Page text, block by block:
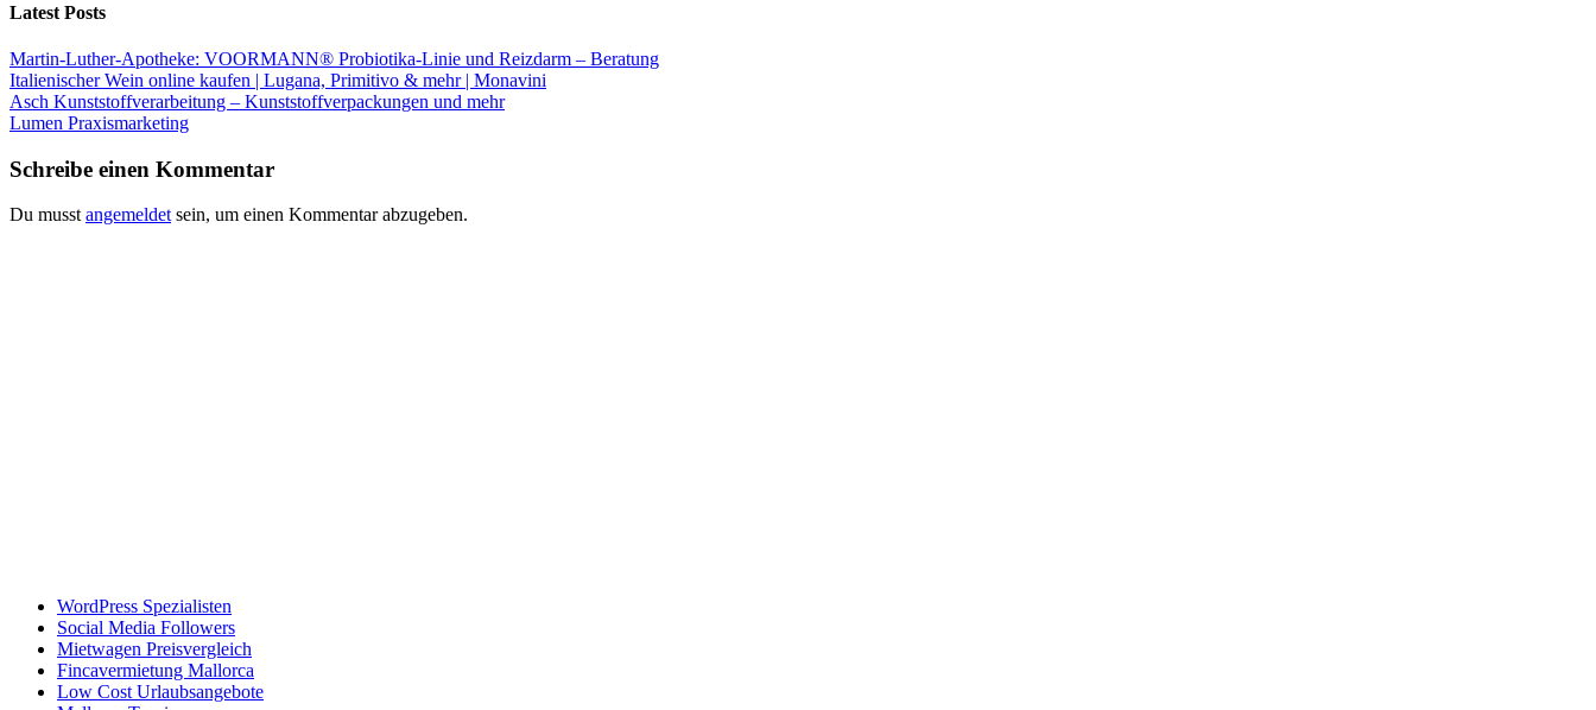
Latest Posts
Martin-Luther-Apotheke: VOORMANN® Probiotika-Linie und Reizdarm – Beratung
Italienischer Wein online kaufen | Lugana, Primitivo & mehr | Monavini
Asch Kunststoffverarbeitung – Kunststoffverpackungen und mehr
Lumen Praxismarketing
Schreibe einen Kommentar
Du musst angemeldet sein, um einen Kommentar abzugeben.
WordPress Spezialisten
Social Media Followers
Mietwagen Preisvergleich
Fincavermietung Mallorca
Low Cost Urlaubsangebote